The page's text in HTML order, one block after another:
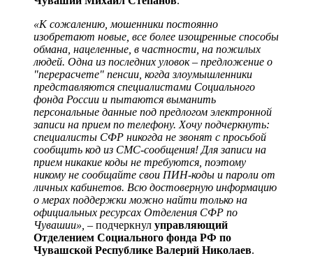
«К сожалению, мошенники постоянно
изобретают новые, все более изощренные способы
обмана, нацеленные, в частности, на пожилых
людей. Одна из последних уловок – предложение о
"перерасчете" пенсии, когда злоумышленники
представляются специалистами Социального
фонда России и пытаются выманить
персональные данные под предлогом электронной
записи на прием по телефону. Хочу подчеркнуть:
специалисты СФР никогда не звонят с просьбой
сообщить код из СМС-сообщения! Для записи на
прием никакие коды не требуются, поэтому
никому не сообщайте свои ПИН-коды и пароли от
личных кабинетов. Всю достоверную информацию
о мерах поддержки можно найти только на
официальных ресурсах Отделения СФР по
Чувашии», – подчеркнул управляющий
Отделением Социального фонда РФ по
Чувашской Республике Валерий Николаев.